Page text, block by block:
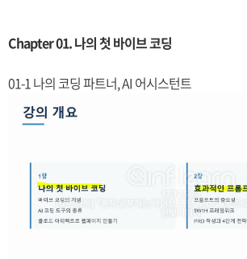
Chapter 01. 나의 첫 바이브 코딩
01-1 나의 코딩 파트너, AI 어시스턴트